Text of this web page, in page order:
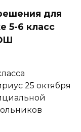
для
5-6 класс
25 октября